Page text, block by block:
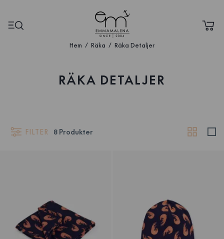
Hem Räka Räka Detaljer
RÄKA DETALJER
FILTER 8 Produkter